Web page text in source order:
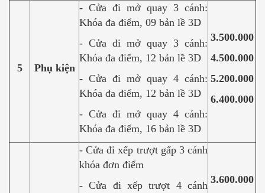
5 Phụ kiện
- Cửa đi mở quay 3 cánh:
Khóa đa điểm, 09 bản lề 3D
- Cửa đi mở quay 3 cánh:
Khóa đa điểm, 12 bản lề 3D
- Cửa đi mở quay 4 cánh:
Khóa đa điểm, 12 bản lề 3D
- Cửa đi mở quay 4 cánh:
Khóa đa điểm, 16 bản lề 3D
3.500.000
4.500.000
5.200.000
6.400.000
- Cửa đi xếp trượt gấp 3 cánh
khóa đơn điểm
- Cửa đi xếp trượt 4 cánh
3.600.000